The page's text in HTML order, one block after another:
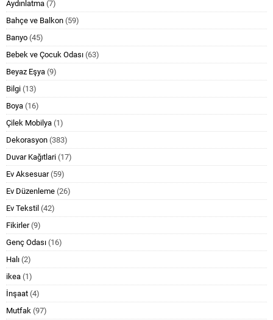
Aydınlatma (7)
Bahçe ve Balkon (59)
Banyo (45)
Bebek ve Çocuk Odası (63)
Beyaz Eşya (9)
Bilgi (13)
Boya (16)
Çilek Mobilya (1)
Dekorasyon (383)
Duvar Kağıtlari (17)
Ev Aksesuar(59)
Ev Düzenleme (26)
Ev Tekstil (42)
Fikirler(9)
Genç Odası (16)
Halı (2)
ikea (1)
İnşaat (4)
Mutfak (97)